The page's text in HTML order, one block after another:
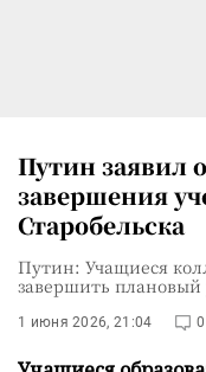
Путин заявил
завершения
Старобельска
Путин: Учащиеся
завершить плановый
1 июня 2026, 21:04 0